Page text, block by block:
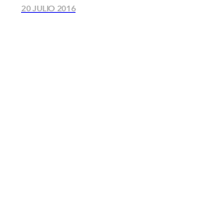
20 JULIO 2016